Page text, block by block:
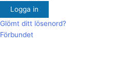
Logga in
Glömt ditt lösenord?
Förbundet